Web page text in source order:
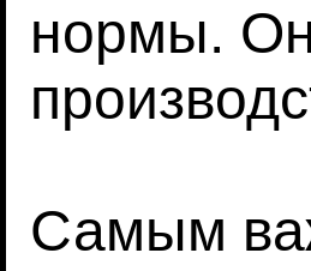
нормы.
Самым